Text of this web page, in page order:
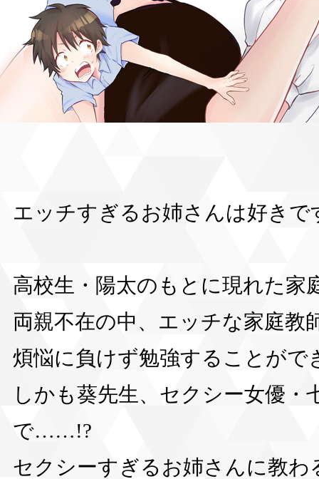
エッチすぎるお姉さんは好きで
高校生・陽太のもとに現れた家
両親不在の中、エッチな家庭教
煩悩に負けず勉強することがで
しかも葵先生、セクシー女優・
で……!?
セクシーすぎるお姉さんに教